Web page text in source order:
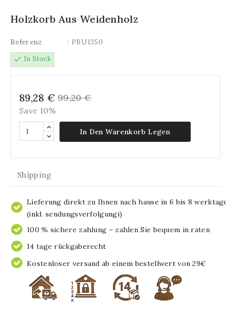
Holzkorb Aus Weidenholz
Referenz
: PBU1350
check In Stock
89,28 € 99,20 €
Save 10%
In Den Warenkorb Legen
Shipping
Lieferung direkt zu Ihnen nach hause in 6 bis 8
(inkl. sendungsverfolgungi)
100 % sichere zahlung – zahlen Sie bequem in raten
14 tage rückgaberecht
Kostenloser versand ab einem bestellwert von 29€